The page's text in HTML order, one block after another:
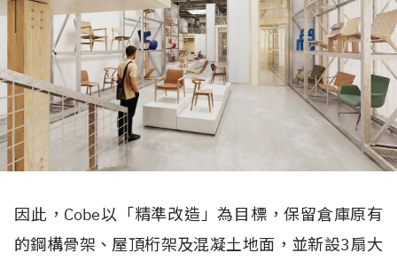
因此， Cobe以「精準改造」為目標，保留倉庫原有
的鋼構骨架、屋頂桁架及混凝土地面，並新設3扇大